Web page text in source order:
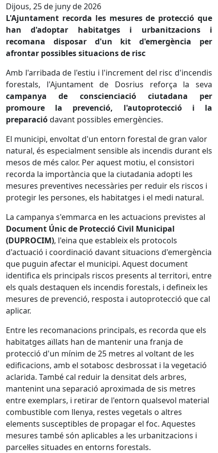
Dijous, 25 de juny de 2026
L'Ajuntament recorda les mesures de protecció que
han d'adoptar habitatges i urbanitzacions i
recomana disposar d'un kit d'emergència per
afrontar possibles situacions de risc
Amb l'arribada de l'estiu i l'increment del risc d'incendis
forestals, l'Ajuntament de Dosrius reforça la seva
campanya de conscienciació ciutadana per
promoure la prevenció, l'autoprotecció i la
preparaciódavant possibles emergències.
El municipi, envoltat d'un entorn forestal de gran valor
natural, és especialment sensible als incendis durant els
mesos de més calor. Per aquest motiu, el consistori
recorda la importància que la ciutadania adopti les
mesures preventives necessàries per reduir els riscos i
protegir les persones, els habitatges i el medi natural.
La campanya s'emmarca en les actuacions previstes al
Document Únic de Protecció Civil Municipal
(DUPROCIM), l'eina que estableix els protocols
d'actuació i coordinació davant situacions d'emergència
que puguin afectar el municipi. Aquest document
identifica els principals riscos presents al territori, entre
els quals destaquen els incendis forestals, i defineix les
mesures de prevenció, resposta i autoprotecció que cal
aplicar.
Entre les recomanacions principals, es recorda que els
habitatges aïllats han de mantenir una franja de
protecció d'un mínim de 25 metres al voltant de les
edificacions, amb el sotabosc desbrossat i la vegetació
aclarida. També cal reduir la densitat dels arbres,
mantenint una separació aproximada de sis metres
entre exemplars, i retirar de l'entorn qualsevol material
combustible com llenya, restes vegetals o altres
elements susceptibles de propagar el foc. Aquestes
mesures també són aplicables a les urbanitzacions i
parcel·les situades en entorns forestals.